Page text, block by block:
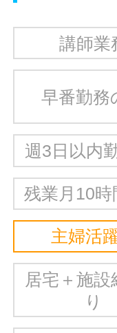
講師業
早番勤務
週3日以内
残業月10時
主婦活
居宅＋施設
り